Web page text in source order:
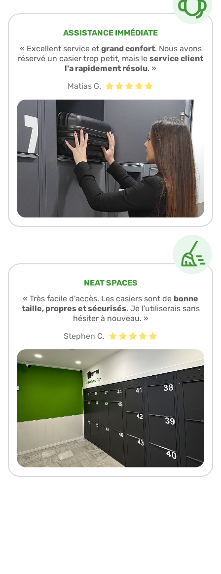
ASSISTANCE IMMÉDIATE
« Excellent service et grand confort. Nous avons
réservé un casier trop petit, mais le service client
l'a rapidement résolu. »
Matías G.
NEAT SPACES
« Très facile d'accès. Les casiers sont de bonne
taille, propres et sécurisés. Je l'utiliserais sans
hésiter à nouveau. »
Stephen C.